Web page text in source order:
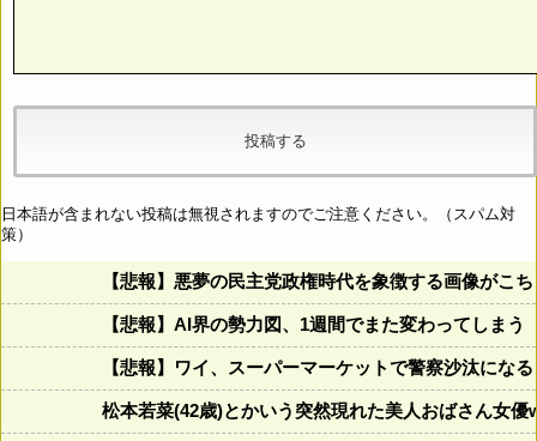
日本語が含まれない投稿は無視されますのでご注意ください。（スパム対
策）
【悲報】悪夢の民主党政権時代を象徴する画像がこ
【悲報】AI界の勢力図、1週間でまた変わってしまう
【悲報】ワイ、スーパーマーケットで警察沙汰にな
松本若菜(42歳)とかいう突然現れた美人おばさん女優